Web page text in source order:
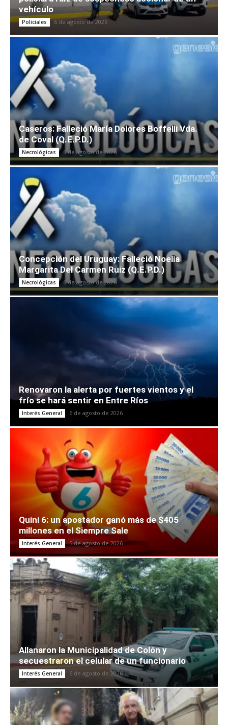
vehículo
Policiales 6 de agosto de 2026
Caseros: Falleció María Dolores Boffelli Vda.
de Coval (Q.E.P.D.)
Necrológicas 6 de agosto de 2026
Concepción del Uruguay: Falleció Noelia
Margarita Del Carmen Ruiz (Q.E.P.D.)
Necrológicas 6 de agosto de 2026
Renovaron la alerta por fuertes vientos y el
frío se hará sentir en Entre Ríos
Interés General 6 de agosto de 2026
Quini 6: un apostador ganó más de $405
millones en el Siempre Sale
Interés General 5 de agosto de 2026
Allanaron la Municipalidad de Colón y
secuestraron el celular de un funcionario
Interés General 6 de agosto de 2026